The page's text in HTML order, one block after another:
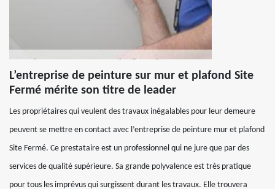
L’entreprise de peinture sur mur et plafond Site
Fermé mérite son titre de leader
Les propriétaires qui veulent des travaux inégalables pour leur demeure
peuvent se mettre en contact avec l’entreprise de peinture mur et plafond
Site Fermé. Ce prestataire est un professionnel qui ne jure que par des
services de qualité supérieure. Sa grande polyvalence est très pratique
pour tous les imprévus qui surgissent durant les travaux. Elle trouvera